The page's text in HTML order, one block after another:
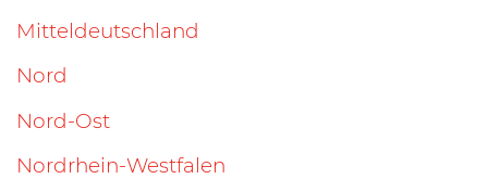
Mitteldeutschland
Nord
Nord-Ost
Nordrhein-Westfalen